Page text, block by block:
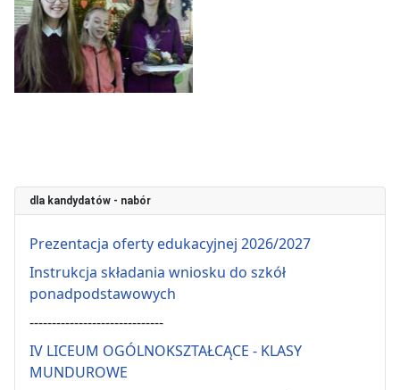
dla kandydatów - nabór
Prezentacja oferty edukacyjnej 2026/2027
Instrukcja składania wniosku do szkół
ponadpodstawowych
------------------------------
IV LICEUM OGÓLNOKSZTAŁCĄCE - KLASY
MUNDUROWE